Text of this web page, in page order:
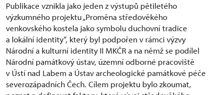
Publikace vznikla jako jeden z výstupů pětiletého
výzkumného projektu „Proměna středověkého
venkovského kostela jako symbolu duchovní tradice
a lokální identity“, který byl podpořen v rámci výzvy
Národní a kulturní identity II MKČR a na němž se podílel
Národní památkový ústav, územní odborné pracoviště
v Ústí nad Labem a Ústav archeologické památkové péče
severozápadních Čech. Cílem projektu bylo zkoumat,